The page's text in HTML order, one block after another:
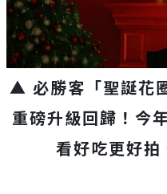
▲ 必勝客「聖誕花
重磅升級回歸！今
看好吃更好拍